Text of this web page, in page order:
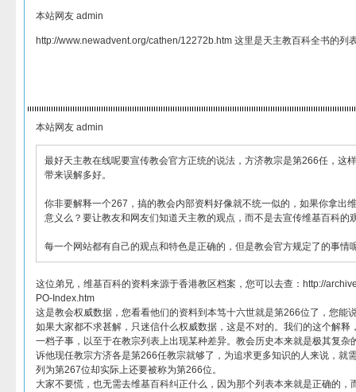
本站网友 admin
http://www.newadvent.org/cathen/12272b.htm 这里是天主教百科全书的列
本站网友 admin
最好天主教在线呢要宣传教会官方正统的说法，方济教宗是第266任，这
带来误解多好。
你非要解释一个267，搞的教会内部资料好像就不统一似的，如果你拿出
意义么？要让教友和网友们知道天主教的观点，而不是去宣传维基百科的
每一个网站都有自己的观点和特色是正确的，但是教会官方规定了的事情
这位弟兄，维基百科的资料来源于香港教区档案，您可以去查：http://
PO-Index.htm
这是教会权威数据，您看看他们的资料到本笃十六世就是第266位了，您能
如果大家都不求甚解，只迷信什么权威数据，这是不对的。我们的这个解释
一档子事，以至于在教宗列表上出现某种差异。教会历史本来就是极其复杂
诉他现任教宗方济各是第266任教宗就够了，为追求更多知识的人来说，就
列为第267位却实际上还要被称为第266位。
大家不要慌，也无需去维基百科纠正什么，因为那个列表本来就是正确的，